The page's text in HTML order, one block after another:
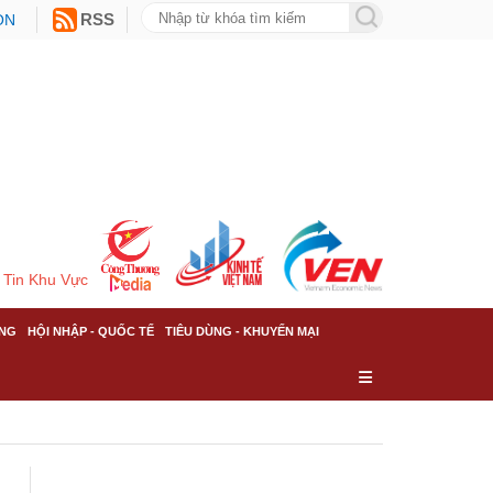
RSS
Tin Khu Vực
HỘI NHẬP - QUỐC TẾ TIÊU DÙNG - KHUYẾN MẠI